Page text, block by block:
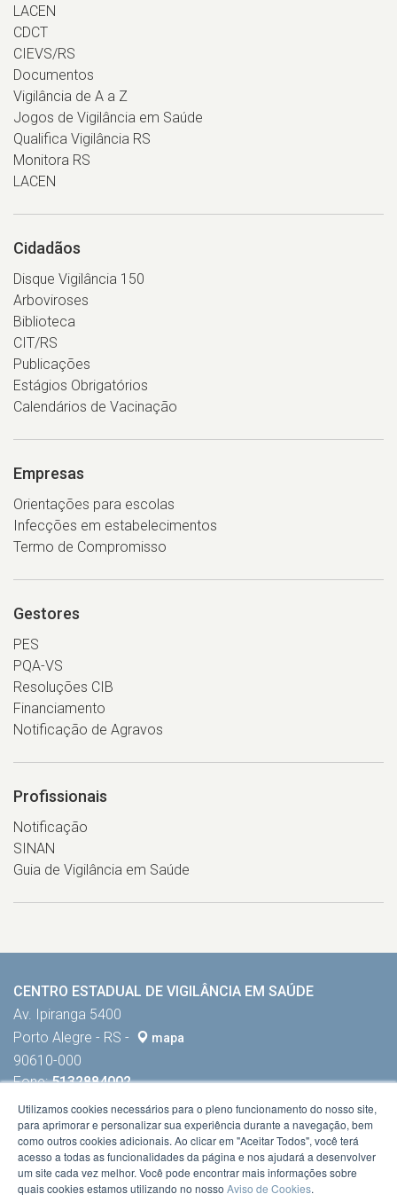
LACEN
CDCT
CIEVS/RS
Documentos
Vigilância de A a Z
Jogos de Vigilância em Saúde
Qualifica Vigilância RS
Monitora RS
LACEN
Cidadãos
Disque Vigilância 150
Arboviroses
Biblioteca
CIT/RS
Publicações
Estágios Obrigatórios
Calendários de Vacinação
Empresas
Orientações para escolas
Infecções em estabelecimentos
Termo de Compromisso
Gestores
PES
PQA-VS
Resoluções CIB
Financiamento
Notificação de Agravos
Profissionais
Notificação
SINAN
Guia de Vigilância em Saúde
CENTRO ESTADUAL DE VIGILÂNCIA EM SAÚDE
Av. Ipiranga 5400
Porto Alegre - RS -
mapa
90610-000
Fone:5132884002
Utilizamos cookies necessários para o pleno funcionamento do nosso site,
para aprimorar e personalizar sua experiência durante a navegação, bem
como outros cookies adicionais. Ao clicar em "Aceitar Todos", você terá
acesso a todas as funcionalidades da página e nos ajudará a desenvolver
um site cada vez melhor. Você pode encontrar mais informações sobre
quais cookies estamos utilizando no nosso Aviso de Cookies.